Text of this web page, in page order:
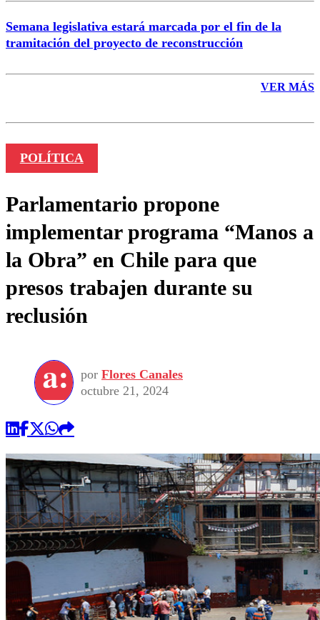
Semana legislativa estará marcada por el fin de la
tramitación del proyecto de reconstrucción
VER MÁS
POLÍTICA
Parlamentario propone
implementar programa “Manos a
la Obra” en Chile para que
presos trabajen durante su
reclusión
por Flores Canales
octubre 21, 2024